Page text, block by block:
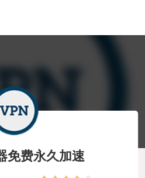
免费永久加速